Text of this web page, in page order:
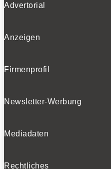
Advertorial
Anzeigen
Firmenprofil
Newsletter-Werbung
Mediadaten
Rechtliches